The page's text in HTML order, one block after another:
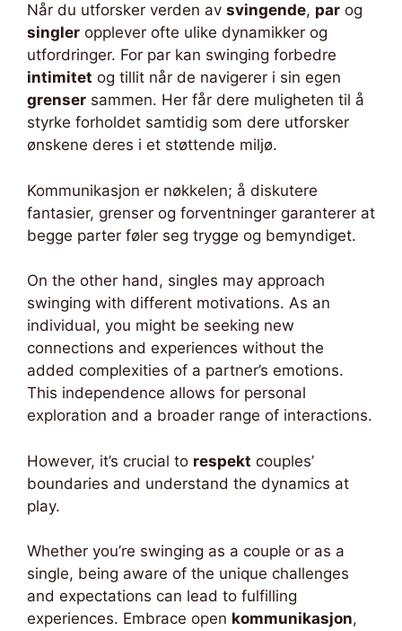
Når du utforsker verden av svingende, par og
singler opplever ofte ulike dynamikker og
utfordringer. For par kan swinging forbedre
intimitet og tillit når de navigerer i sin egen
grenser sammen. Her får dere muligheten til å
styrke forholdet samtidig som dere utforsker
ønskene deres i et støttende miljø.
Kommunikasjon er nøkkelen; å diskutere
fantasier, grenser og forventninger garanterer at
begge parter føler seg trygge og bemyndiget.
On the other hand, singles may approach
swinging with different motivations. As an
individual, you might be seeking new
connections and experiences without the
added complexities of a partner’s emotions.
This independence allows for personal
exploration and a broader range of interactions.
However, it’s crucial to respekt couples’
boundaries and understand the dynamics at
play.
Whether you’re swinging as a couple or as a
single, being aware of the unique challenges
and expectations can lead to fulfilling
experiences. Embrace open kommunikasjon,